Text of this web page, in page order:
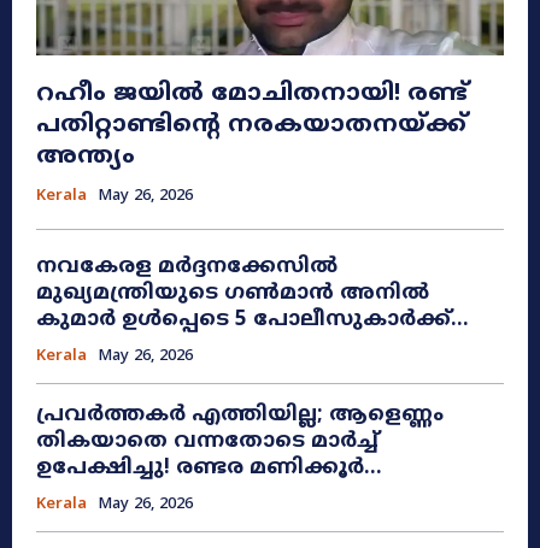
റഹീം ജയിൽ മോചിതനായി! രണ്ട്
പതിറ്റാണ്ടിന്റെ നരകയാതനയ്ക്ക്
അന്ത്യം
Kerala May 26, 2026
നവകേരള മർദ്ദനക്കേസിൽ
മുഖ്യമന്ത്രിയുടെ ഗൺമാൻ അനിൽ
കുമാർ ഉൾപ്പെടെ 5 പോലീസുകാർക്ക്...
Kerala May 26, 2026
പ്രവർത്തകർ എത്തിയില്ല; ആളെണ്ണം
തികയാതെ വന്നതോടെ മാർച്ച്
ഉപേക്ഷിച്ചു! രണ്ടര മണിക്കൂർ...
Kerala May 26, 2026